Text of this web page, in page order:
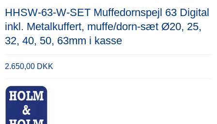
HHSW-63-W-SET Muffedornspejl 63 Digital
inkl. Metalkuffert, muffe/dorn-sæt Ø20, 25,
32, 40, 50, 63mm i kasse
2.650,00 DKK